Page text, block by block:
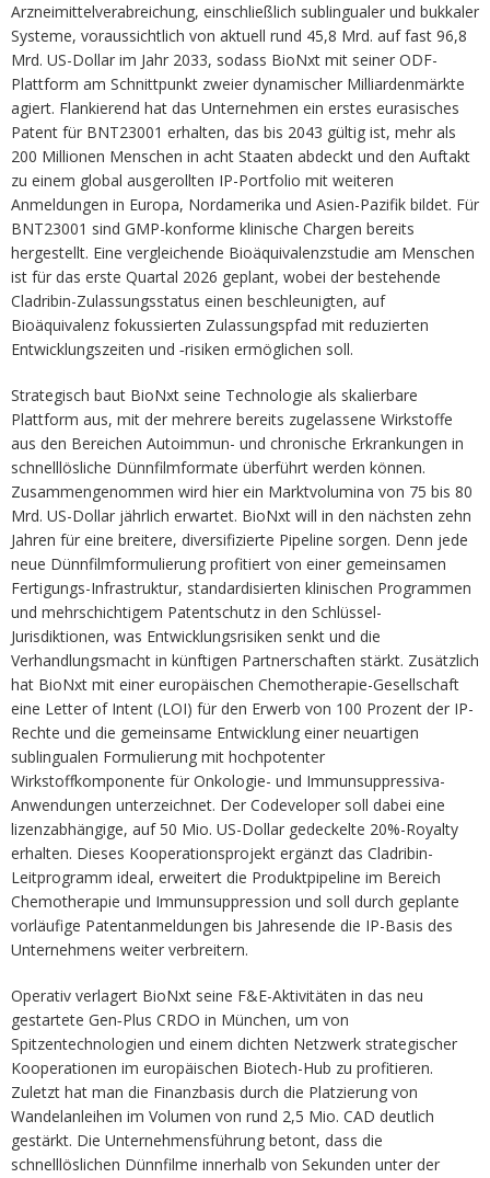
Arzneimittelverabreichung, einschließlich sublingualer und bukkaler
Systeme, voraussichtlich von aktuell rund 45,8 Mrd. auf fast 96,8
Mrd. US-Dollar im Jahr 2033, sodass BioNxt mit seiner ODF-
Plattform am Schnittpunkt zweier dynamischer Milliardenmärkte
agiert. Flankierend hat das Unternehmen ein erstes eurasisches
Patent für BNT23001 erhalten, das bis 2043 gültig ist, mehr als
200 Millionen Menschen in acht Staaten abdeckt und den Auftakt
zu einem global ausgerollten IP-Portfolio mit weiteren
Anmeldungen in Europa, Nordamerika und Asien-Pazifik bildet. Für
BNT23001 sind GMP-konforme klinische Chargen bereits
hergestellt. Eine vergleichende Bioäquivalenzstudie am Menschen
ist für das erste Quartal 2026 geplant, wobei der bestehende
Cladribin-Zulassungsstatus einen beschleunigten, auf
Bioäquivalenz fokussierten Zulassungspfad mit reduzierten
Entwicklungszeiten und ‑risiken ermöglichen soll.
Strategisch baut BioNxt seine Technologie als skalierbare
Plattform aus, mit der mehrere bereits zugelassene Wirkstoffe
aus den Bereichen Autoimmun- und chronische Erkrankungen in
schnelllösliche Dünnfilmformate überführt werden können.
Zusammengenommen wird hier ein Marktvolumina von 75 bis 80
Mrd. US-Dollar jährlich erwartet. BioNxt will in den nächsten zehn
Jahren für eine breitere, diversifizierte Pipeline sorgen. Denn jede
neue Dünnfilmformulierung profitiert von einer gemeinsamen
Fertigungs-Infrastruktur, standardisierten klinischen Programmen
und mehrschichtigem Patentschutz in den Schlüssel-
Jurisdiktionen, was Entwicklungsrisiken senkt und die
Verhandlungsmacht in künftigen Partnerschaften stärkt. Zusätzlich
hat BioNxt mit einer europäischen Chemotherapie-Gesellschaft
eine Letter of Intent (LOI) für den Erwerb von 100 Prozent der IP-
Rechte und die gemeinsame Entwicklung einer neuartigen
sublingualen Formulierung mit hochpotenter
Wirkstoffkomponente für Onkologie- und Immunsuppressiva-
Anwendungen unterzeichnet. Der Codeveloper soll dabei eine
lizenzabhängige, auf 50 Mio. US-Dollar gedeckelte 20%-Royalty
erhalten. Dieses Kooperationsprojekt ergänzt das Cladribin-
Leitprogramm ideal, erweitert die Produktpipeline im Bereich
Chemotherapie und Immunsuppression und soll durch geplante
vorläufige Patentanmeldungen bis Jahresende die IP-Basis des
Unternehmens weiter verbreitern.
Operativ verlagert BioNxt seine F&E-Aktivitäten in das neu
gestartete Gen‑Plus CRDO in München, um von
Spitzentechnologien und einem dichten Netzwerk strategischer
Kooperationen im europäischen Biotech-Hub zu profitieren.
Zuletzt hat man die Finanzbasis durch die Platzierung von
Wandelanleihen im Volumen von rund 2,5 Mio. CAD deutlich
gestärkt. Die Unternehmensführung betont, dass die
schnelllöslichen Dünnfilme innerhalb von Sekunden unter der